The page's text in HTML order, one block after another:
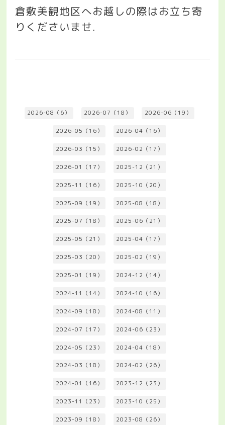
倉敷美観地区へお越しの際はお立ち寄
りくださいませ.
2026-08（6） 2026-07（18） 2026-06（19）
2026-05（16） 2026-04（16）
2026-03（15） 2026-02（17）
2026-01（17） 2025-12（21）
2025-11（16） 2025-10（20）
2025-09（19） 2025-08（18）
2025-07（18） 2025-06（21）
2025-05（21） 2025-04（17）
2025-03（20） 2025-02（19）
2025-01（19） 2024-12（14）
2024-11（14） 2024-10（16）
2024-09（18） 2024-08（11）
2024-07（17） 2024-06（23）
2024-05（23） 2024-04（18）
2024-03（18） 2024-02（26）
2024-01（16） 2023-12（23）
2023-11（23） 2023-10（25）
2023-09（18） 2023-08（26）